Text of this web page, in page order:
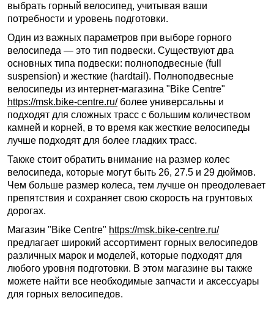
выбрать горный велосипед, учитывая ваши
потребности и уровень подготовки.
Один из важных параметров при выборе горного
велосипеда — это тип подвески. Существуют два
основных типа подвески: полноподвесные (full
suspension) и жесткие (hardtail). Полноподвесные
велосипеды из интернет-магазина "Bike Centre"
https://msk.bike-centre.ru/более универсальны и
подходят для сложных трасс с большим количеством
камней и корней, в то время как жесткие велосипеды
лучше подходят для более гладких трасс.
Также стоит обратить внимание на размер колес
велосипеда, которые могут быть 26, 27.5 и 29 дюймов.
Чем больше размер колеса, тем лучше он преодолевает
препятствия и сохраняет свою скорость на грунтовых
дорогах.
Магазин "Bike Centre" https://msk.bike-centre.ru/
предлагает широкий ассортимент горных велосипедов
различных марок и моделей, которые подходят для
любого уровня подготовки. В этом магазине вы также
можете найти все необходимые запчасти и аксессуары
для горных велосипедов.